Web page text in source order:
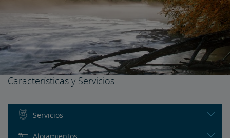
Características y Servicios
Servicios